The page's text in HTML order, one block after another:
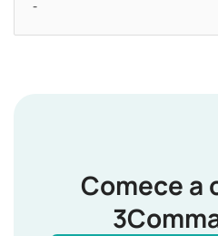
-
Comece a